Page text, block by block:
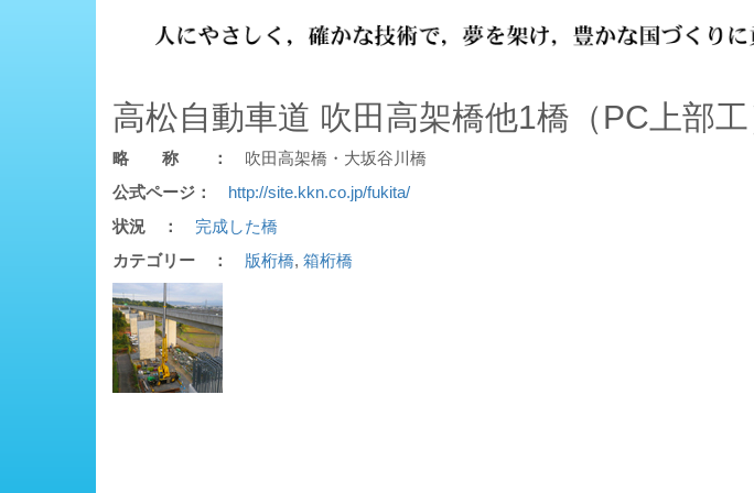
高松自動車道 吹田高架橋他1橋（PC上部
略 称 ： 吹田高架橋・大坂谷川橋
公式ページ： http://site.kkn.co.jp/fukita/
状況 ： 完成した橋
カテゴリー ： 版桁橋, 箱桁橋